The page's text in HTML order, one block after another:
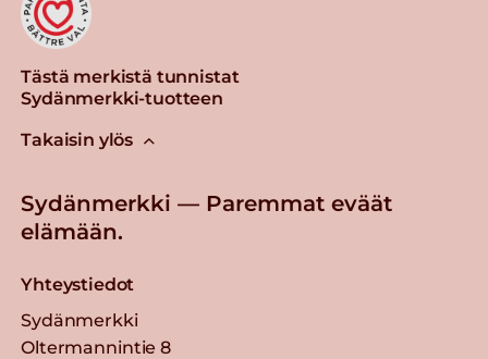
Tästä merkistä tunnistat
Sydänmerkki-tuotteen
Takaisin ylös
Sydänmerkki — Paremmat eväät
elämään.
Yhteystiedot
Sydänmerkki
Oltermannintie 8